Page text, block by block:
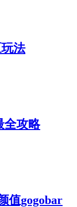
法
全攻略
值gogobar